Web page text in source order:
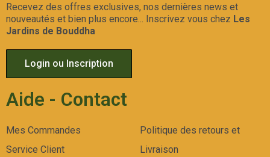
Recevez des offres exclusives, nos dernières news et
nouveautés et bien plus encore... Inscrivez vous chez Les
Jardins de Bouddha
Login ou Inscription
Aide - Contact
Mes Commandes
Service Client
Politique des retours et
Livraison